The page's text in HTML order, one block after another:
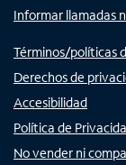
Informar llamadas
Términos/políticas
Derechos de
Accesibilidad
Política de
No vender ni